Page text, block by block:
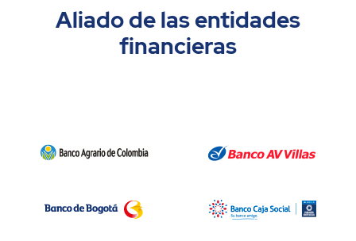
Aliado de las entidades
financieras